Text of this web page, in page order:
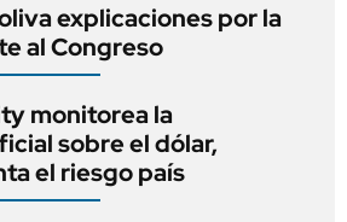
explicaciones por la
al Congreso
monitorea la
sobre el dólar,
el riesgo país